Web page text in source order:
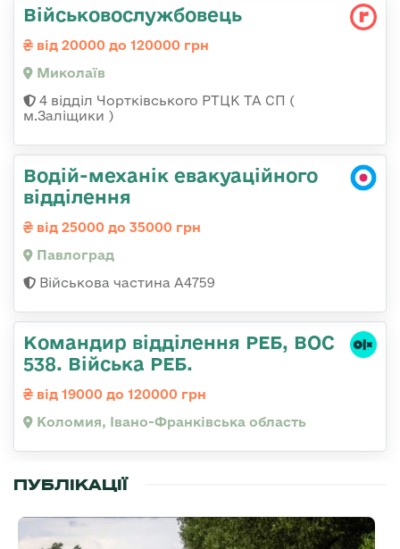
Військовослужбовець
від 20000 до 120000 грн
Миколаїв
4 відділ Чортківського РТЦК ТА СП (
м.Заліщики )
Водій-механік евакуаційного
відділення
від 25000 до 35000 грн
Павлоград
Військова частина А4759
Командир відділення РЕБ, ВОС
538. Війська РЕБ.
від 19000 до 120000 грн
Коломия, Івано-Франківська область
ПУБЛІКАЦІЇ